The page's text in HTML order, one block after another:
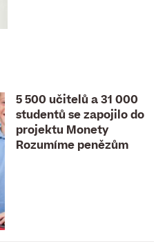
5 500 učitelů a 31 000
studentů se zapojilo do
projektu Monety
Rozumíme penězům